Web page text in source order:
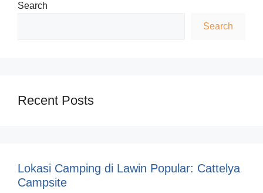
Search
Search
Recent Posts
Lokasi Camping di Lawin Popular: Cattelya
Campsite